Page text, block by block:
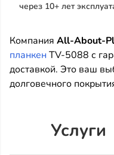
через 10+ лет
Компания All-About-
планкенTV-5088 с
доставкой. Это ваш
долговечного
Услуги